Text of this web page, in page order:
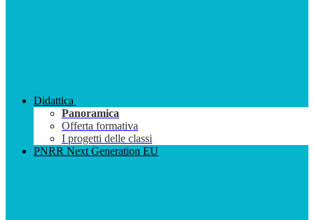
Didattica
Panoramica
Offerta formativa
I progetti delle classi
PNRR Next Generation EU